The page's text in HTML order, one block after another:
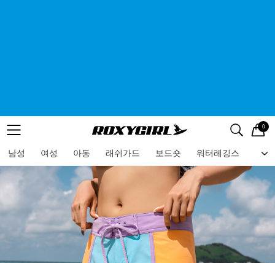
메뉴 검색
로고 0
남성 여성 아동 래쉬가드 보드숏 워터레깅스 비
메뉴